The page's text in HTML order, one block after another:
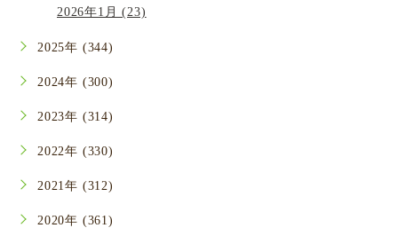
2026年1月 (23)
2025年 (344)
2024年 (300)
2023年 (314)
2022年 (330)
2021年 (312)
2020年 (361)